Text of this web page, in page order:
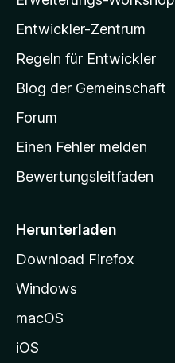
l
a
-
t
a
r
s
i
e
g
e
Entwickler-Zentrum
Regeln für Entwickler
Blog der Gemeinschaft
Forum
Einen Fehler melden
Bewertungsleitfaden
Herunterladen
Download Firefox
Windows
macOS
iOS